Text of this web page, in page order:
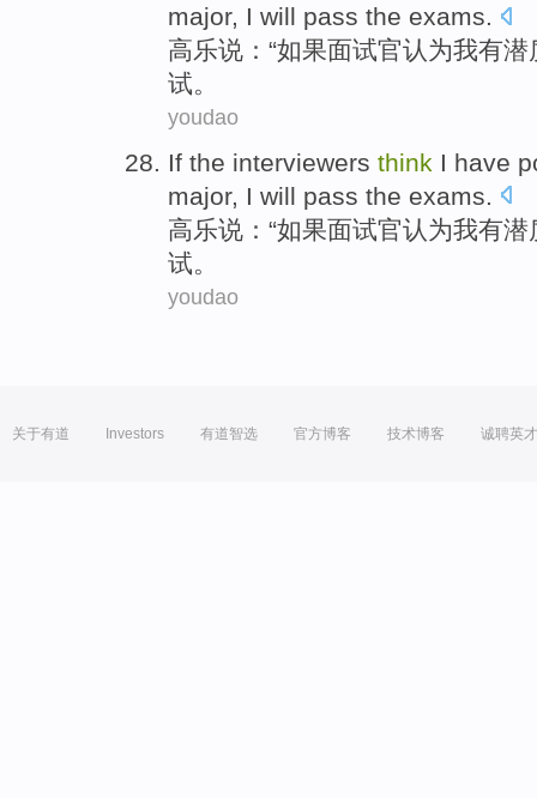
major, I will pass the exams.
高乐说：“如果面试官认为我有潜
试。
youdao
If the interviewers think I have
major, I will pass the exams
高乐说：“如果面试官认为我有潜
试。
youdao
关于有道 Investors 有道智选 官方博客 技术博客 诚聘英才